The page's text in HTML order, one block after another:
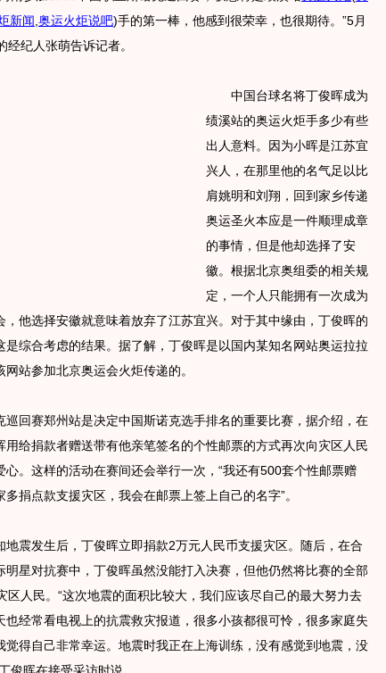
新闻 奥运火炬说吧)手的第一棒，他感到很荣幸，也很期待。”5月
经纪人张萌告诉记者。
中国台球名将丁俊晖成为
绩溪站的奥运火炬手多少有些
出人意料。因为小晖是江苏宜
兴人，在那里他的名气足以比
肩姚明和刘翔，回到家乡传递
奥运圣火本应是一件顺理成章
的事情，但是他却选择了安
徽。根据北京奥组委的相关规
定，一个人只能拥有一次成为
，他选择安徽就意味着放弃了江苏宜兴。对于其中缘由，丁俊晖的
是综合考虑的结果。据了解，丁俊晖是以国内某知名网站奥运拉拉
站参加北京奥运会火炬传递的。
回赛郑州站是决定中国斯诺克选手排名的重要比赛，据介绍，在
用给捐款者赠送带有他亲笔签名的个性邮票的方式再次向灾区人民
心。这样的活动在赛间还会举行一次，“我还有500套个性邮票赠
捐点款支援灾区，我会在邮票上签上自己的名字”。
震发生后，丁俊晖立即捐款2万元人民币支援灾区。随后，在合
明星对抗赛中，丁俊晖虽然没能打入决赛，但他仍然将比赛的全部
区人民。“这次地震的面积比较大，我们应该尽自己的最大努力去
也经常看电视上的抗震救灾报道，很多小孩都很可怜，很多家庭失
觉得自己非常幸运。地震时我正在上海训练，没有感觉到地震，没